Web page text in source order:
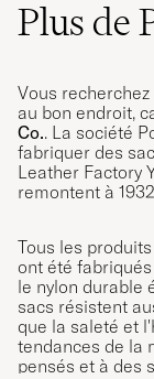
Plus de
Vous
au bon endroit,
Co.. La société
fabriquer des
Leather Factory
remontent à
Tous les
ont été
le nylon durable
sacs résistent
que la saleté et
tendances de la
pensés et à des